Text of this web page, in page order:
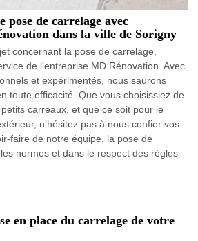
pose de carrelage avec
dans la ville de Sorigny
concernant la pose de carrelage,
de l’entreprise MD Rénovation. Avec
et expérimentés, nous saurons
toute efficacité. Que vous choisissiez de
carreaux, et que ce soit pour le
n’hésitez pas à nous confier vos
faire de notre équipe, la pose de
normes et dans le respect des règles
en place du carrelage de votre